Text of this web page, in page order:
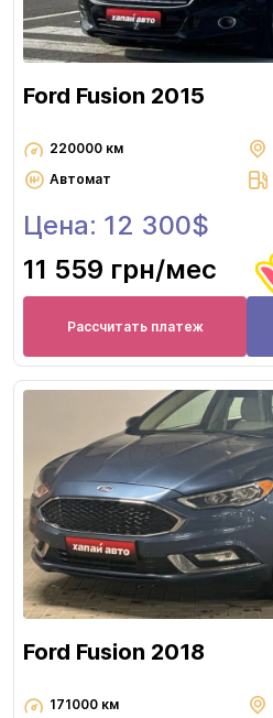
Ford Fusion 2015
220000 км
Автомат
Цена: 12 300$
11 559 грн/мес
Рассчитать платеж
Ford Fusion 2018
171000 км